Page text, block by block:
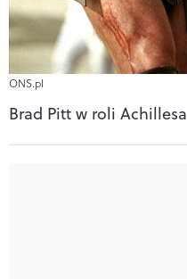
ONS.pl
Brad Pitt w roli Achillesa